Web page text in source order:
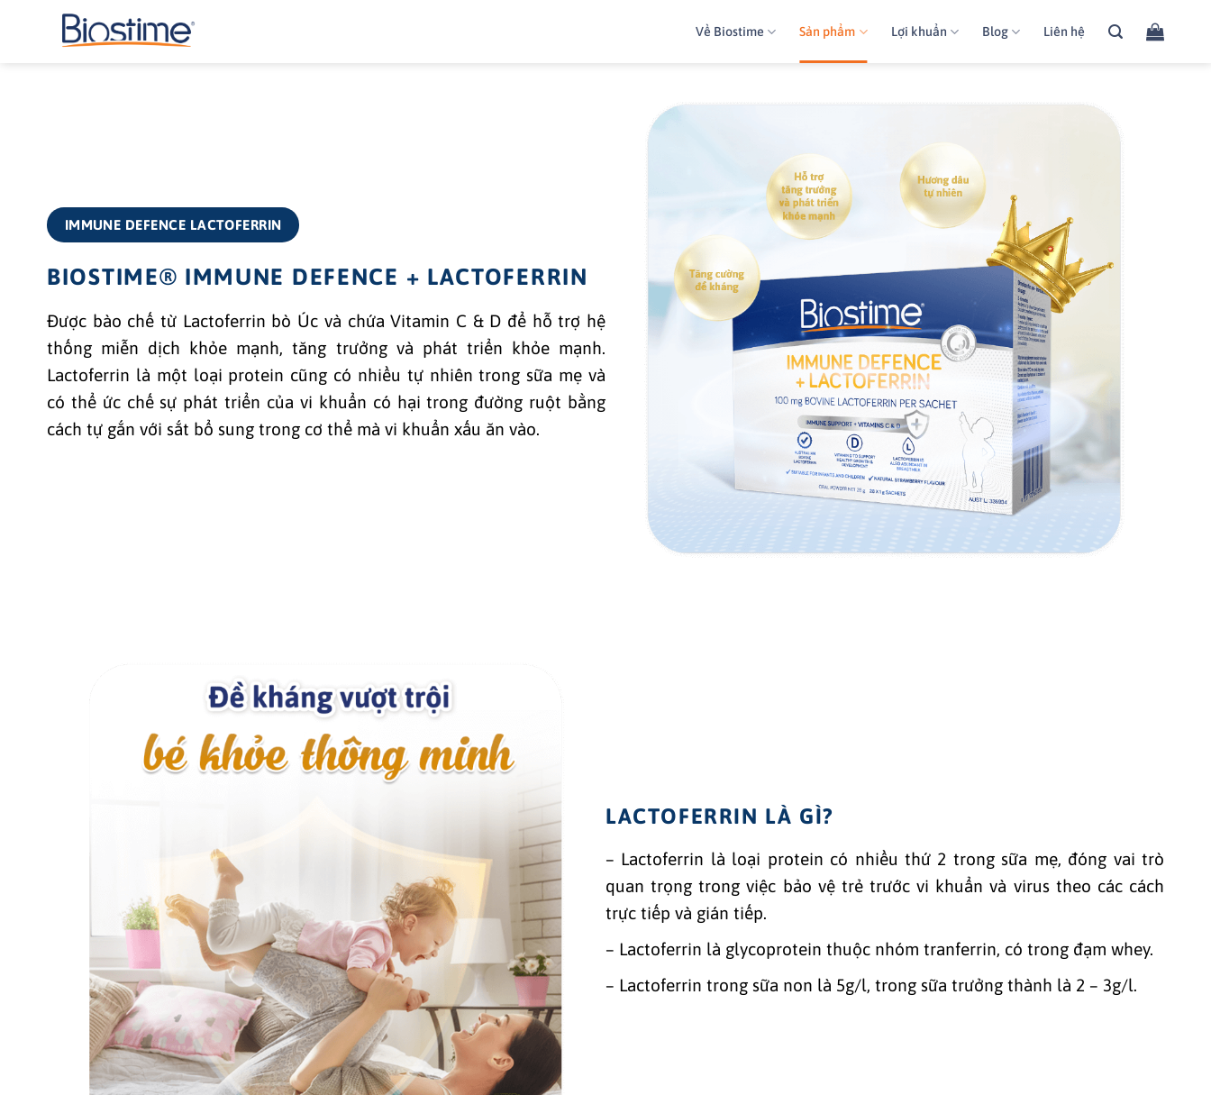
Về Biostime Sản phẩm Lợi khuẩn Blog Liên hệ
IMMUNE DEFENCE LACTOFERRIN
BIOSTIME® IMMUNE DEFENCE + LACTOFERRIN
Được bào chế từ Lactoferrin bò Úc và chứa Vitamin C & D để hỗ trợ hệ
thống miễn dịch khỏe mạnh, tăng trưởng và phát triển khỏe mạnh.
Lactoferrin là một loại protein cũng có nhiều tự nhiên trong sữa mẹ và
có thể ức chế sự phát triển của vi khuẩn có hại trong đường ruột bằng
cách tự gắn với sắt bổ sung trong cơ thể mà vi khuẩn xấu ăn vào.
LACTOFERRIN LÀ GÌ?
– Lactoferrin là loại protein có nhiều thứ 2 trong sữa mẹ, đóng vai trò
quan trọng trong việc bảo vệ trẻ trước vi khuẩn và virus theo các cách
trực tiếp và gián tiếp.
– Lactoferrin là glycoprotein thuộc nhóm tranferrin, có trong đạm whey.
– Lactoferrin trong sữa non là 5g/l, trong sữa trưởng thành là 2 – 3g/l.